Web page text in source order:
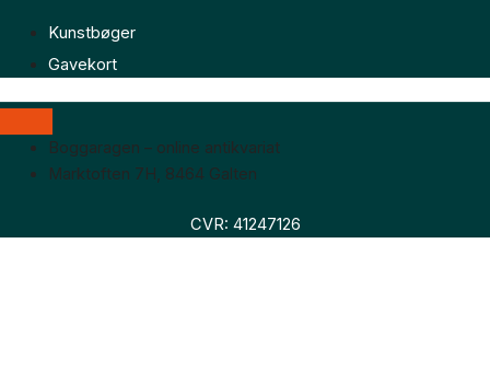
Kunstbøger
Gavekort
Boggaragen – online antikvariat
Marktoften 7H, 8464 Galten
CVR: 41247126